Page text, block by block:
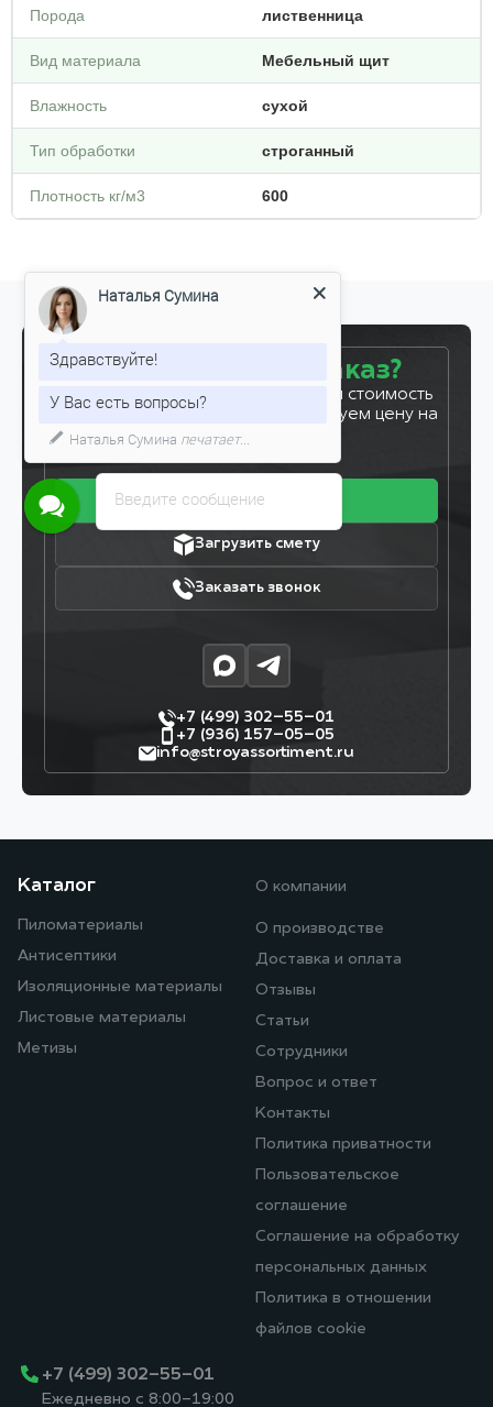
Порода лиственница
Вид материала Мебельный щит
Влажность сухой
Тип обработки строганный
Плотность кг/м3 600
Готовы сделать заказ?
Оставьте заявку, и мы рассчитаем стоимость
вашего заказа за 5 минут. Фиксируем цену на
7 дней!
Получить прайс
Загрузить смету
Заказать звонок
+7 (499) 302–55–01
+7 (936) 157–05–05
info@stroyassortiment.ru
Каталог
Пиломатериалы
Антисептики
Изоляционные материалы
Листовые материалы
Метизы
О компании
О производстве
Доставка и оплата
Отзывы
Статьи
Сотрудники
Вопрос и ответ
Контакты
Политика приватности
Пользовательское
соглашение
Соглашение на обработку
персональных данных
Политика в отношении
файлов cookie
+7 (499) 302-55-01
Ежедневно с 8:00-19:00
Введите сообщение